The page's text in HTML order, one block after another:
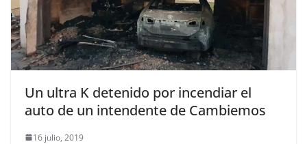
Un ultra K detenido por incendiar el
auto de un intendente de Cambiemos
16 julio, 2019